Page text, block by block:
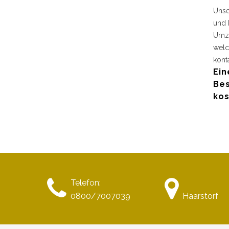
und
Telefon:
0800/7007039
Haarstorf